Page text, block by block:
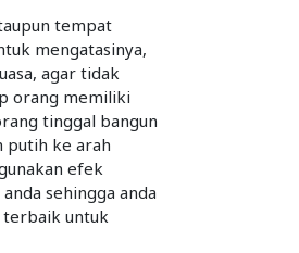
tempat
mengatasinya,
agar tidak
orang memiliki
tinggal bangun
putih ke arah
efek
sehingga anda
terbaik untuk